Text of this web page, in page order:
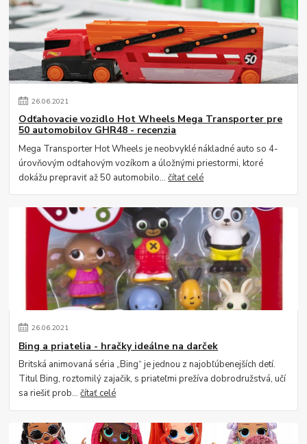
26.06.2021
Odťahovacie vozidlo Hot Wheels Mega Transporter pre
50 automobilov GHR48 - recenzia
Mega Transporter Hot Wheels je neobvyklé nákladné auto so 4-
úrovňovým odťahovým vozíkom a úložnými priestormi, ktoré
dokážu prepraviť až 50 automobilo...čítať celé
26.06.2021
Bing a priatelia - hračky ideálne na darček
Britská animovaná séria „Bing“ je jednou z najobľúbenejších detí.
Titul Bing, roztomilý zajačik, s priateľmi prežíva dobrodružstvá, učí
sa riešiť prob...čítať celé